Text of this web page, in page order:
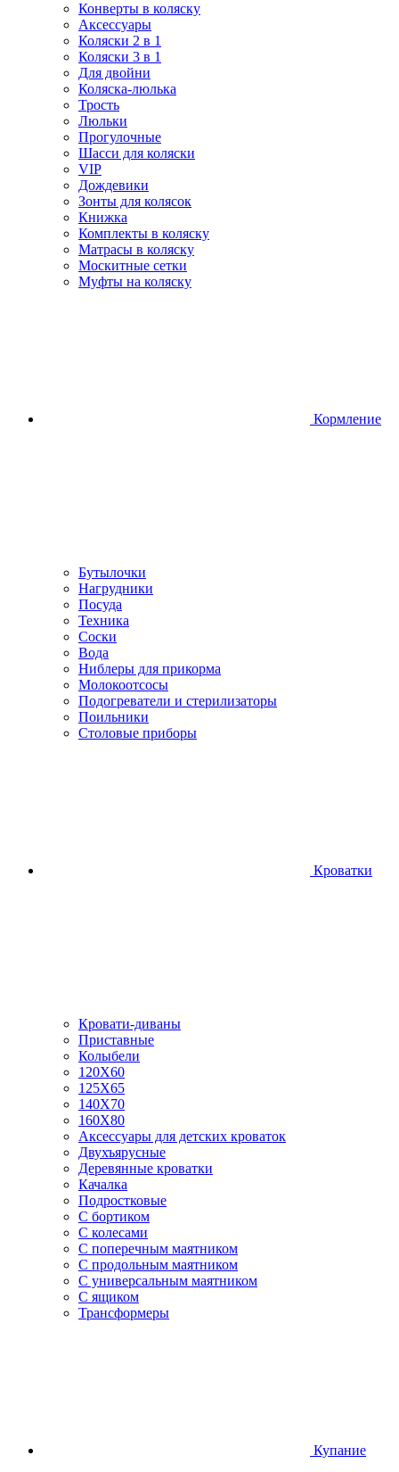
Конверты в коляску
Аксессуары
Коляски 2 в 1
Коляски 3 в 1
Для двойни
Коляска-люлька
Трость
Люльки
Прогулочные
Шасси для коляски
VIP
Дождевики
Зонты для колясок
Книжка
Комплекты в коляску
Матрасы в коляску
Москитные сетки
Муфты на коляску
Кормление
Бутылочки
Нагрудники
Посуда
Техника
Соски
Вода
Ниблеры для прикорма
Молокоотсосы
Подогреватели и стерилизаторы
Поильники
Столовые приборы
Кроватки
Кровати-диваны
Приставные
Колыбели
120Х60
125X65
140Х70
160Х80
Аксессуары для детских кроваток
Двухъярусные
Деревянные кроватки
Качалка
Подростковые
С бортиком
С колесами
С поперечным маятником
С продольным маятником
С универсальным маятником
С ящиком
Трансформеры
Купание